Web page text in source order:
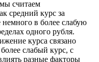
считаем
средний курс за
в более слабую
одного рубля.
курса связано
слабый курс, с
разные факторы